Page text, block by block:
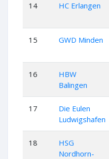
14 HC Erlangen
15 GWD Minden
16
HBW
Balingen
17
Die Eulen
Ludwigshafen
18
HSG
Nordhorn-